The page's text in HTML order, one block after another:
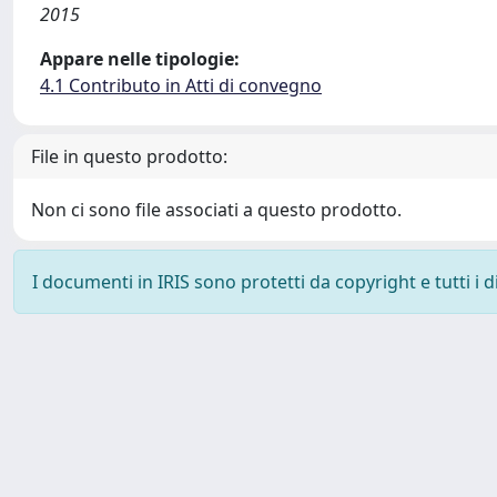
2015
Appare nelle tipologie:
4.1 Contributo in Atti di convegno
File in questo prodotto:
Non ci sono file associati a questo prodotto.
I documenti in IRIS sono protetti da copyright e tutti i